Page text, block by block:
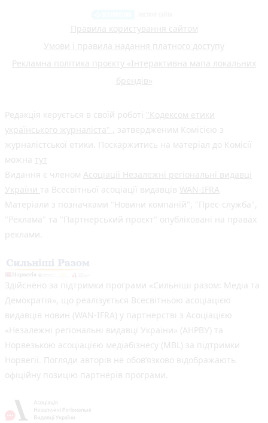
Правила користування сайтом
Умови і правила надання платного доступу
Рекламна політика проєкту «Інтерактивна мапа локальних
брендів»
Редакція керується в своїй роботі "Кодексом етики
українського журналіста" , затвердженим Комісією з
журналістської етики. Поскаржитись на матеріал до Комісії
можна тут
Видання є членом Асоціації Незалежні регіональні видавці
України та Всесвітньої асоціації видавців WAN-IFRA
Матеріали з позначками "Новини компаній", "Прес-служба",
"Реклама" та "Партнерський проєкт" опубліковані на правах
реклами.
Здійснено за підтримки програми «Сильніші разом: Медіа та
Демократія», що реалізується Всесвітньою асоціацією
видавців новин (WAN-IFRA) у партнерстві з Асоціацією
«Незалежні регіональні видавці України» (АНРВУ) та
Норвезькою асоціацією медіабізнесу (MBL) за підтримки
Норвегії. Погляди авторів не обов’язково відображають
офіційну позицію партнерів програми.